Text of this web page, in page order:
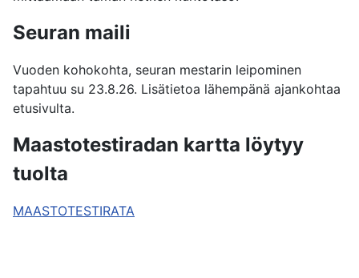
Seuran maili
Vuoden kohokohta, seuran mestarin leipominen
tapahtuu su 23.8.26. Lisätietoa lähempänä ajankohtaa
etusivulta.
Maastotestiradan kartta löytyy
tuolta
MAASTOTESTIRATA